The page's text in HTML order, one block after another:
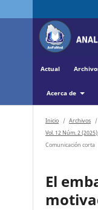
Actual
Acerca de
Inicio / Archivos
/
Vol. 12 Núm. 2
Comunicación corta
El